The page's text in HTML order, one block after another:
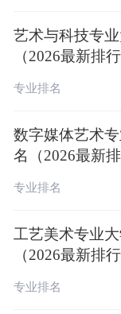
艺术与科技专
（2026最新排行
专业排名
数字媒体艺术
名（2026最新排
专业排名
工艺美术专业
（2026最新排行
专业排名